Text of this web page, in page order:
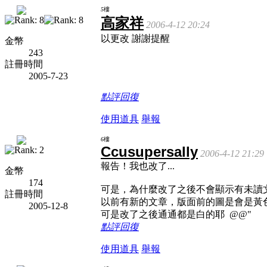
金幣
243
註冊時間
2005-7-23
5樓
高家祥 2006-4-12 20:24
以更改 謝謝提醒
點評回復
使用道具 舉報
金幣
174
註冊時間
2005-12-8
6樓
Ccusupersally 2006-4-12 21:29
報告！我也改了...
可是，為什麼改了之後不會顯示有未讀
以前有新的文章，版面前的圖是會是黃
可是改了之後通通都是白的耶 @@"
點評回復
使用道具 舉報